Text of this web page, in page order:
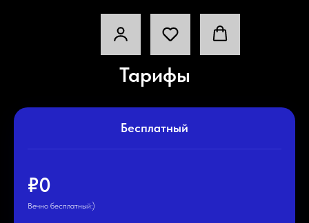
Тарифы
Бесплатный
₽0
Вечно бесплатный:)